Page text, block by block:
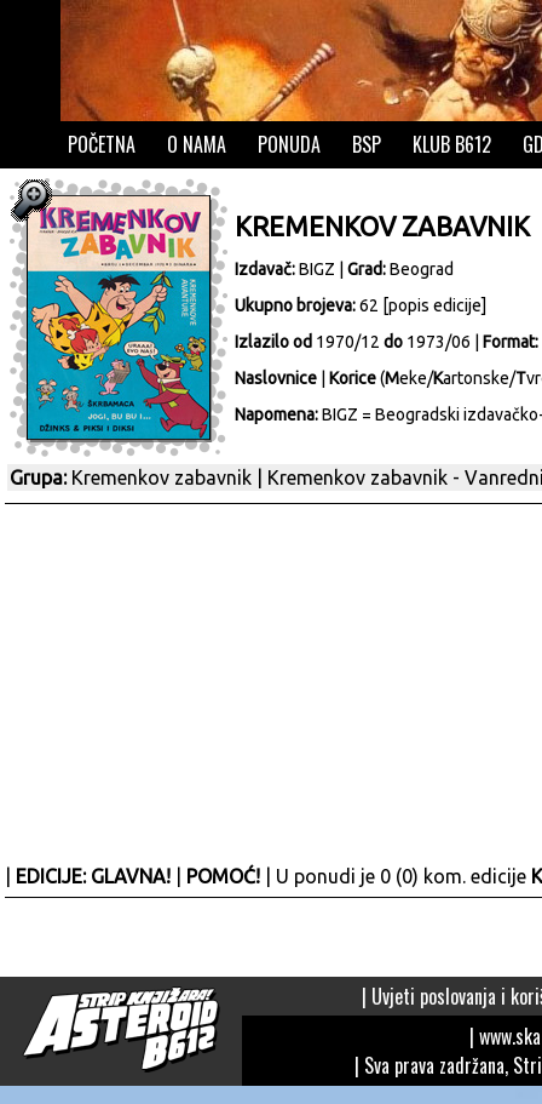
POČETNA O NAMA PONUDA BSP KLUB B612
KREMENKOV ZABAVNIK
Izdavač:BIGZ Grad:Beograd
Ukupno brojeva:62 [popis edicije]
Izlazilo od 1970/12 do 1973/06 | Format:
Naslovnice
Korice(Meke/Kartonske/T
Napomena:BIGZ = Beogradski
Grupa: Kremenkov zabavnik Kremenkov zabavnik -
EDICIJE: GLAVNA! POMOĆ! | U ponudi je 0 (0) kom. edicije
| Uvjeti poslovanja i
|
| Sva prava zadržana,